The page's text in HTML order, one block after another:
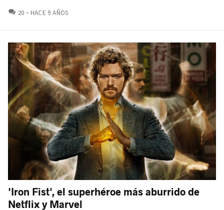
20 COMENTARIOS
HACE 9 AÑOS
'Iron Fist', el superhéroe más aburrido de
Netflix y Marvel